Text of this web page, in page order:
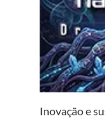
Inovação e